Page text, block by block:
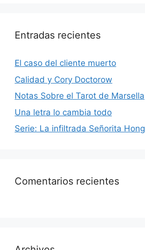
Entradas recientes
El caso del cliente muerto
Calidad y Cory Doctorow
Notas Sobre el Tarot de Marsella
Una letra lo cambia todo
Serie: La infiltrada Señorita Hong
Comentarios recientes